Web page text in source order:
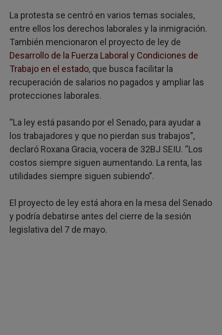
La protesta se centró en varios temas sociales,
entre ellos los derechos laborales y la inmigración.
También mencionaron el proyecto de ley de
Desarrollo de la Fuerza Laboral y Condiciones de
Trabajo en el estado, que busca facilitar la
recuperación de salarios no pagados y ampliar las
protecciones laborales.
“La ley está pasando por el Senado, para ayudar a
los trabajadores y que no pierdan sus trabajos”,
declaró Roxana Gracia, vocera de 32BJ SEIU. “Los
costos siempre siguen aumentando. La renta, las
utilidades siempre siguen subiendo”.
El proyecto de ley está ahora en la mesa del Senado
y podría debatirse antes del cierre de la sesión
legislativa del 7 de mayo.